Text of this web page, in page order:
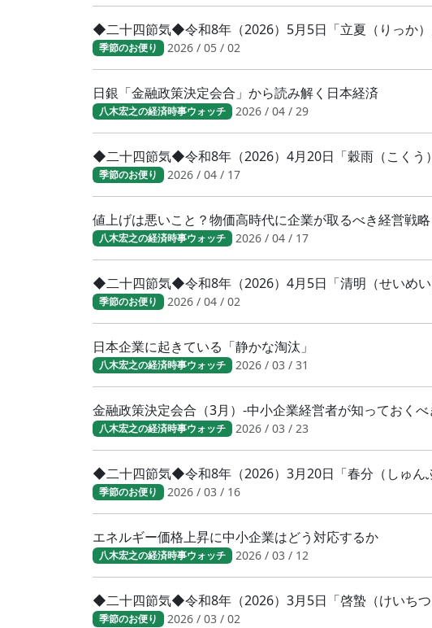
◆二十四節気◆令和8年（2026）5月5日「立夏（りっか
季節のお便り 2026 / 05 / 02
日銀「金融政策決定会合」から読み解く日本経済
八木宏之の経済時事ウォッチ 2026 / 04 / 29
◆二十四節気◆令和8年（2026）4月20日「穀雨（こく
季節のお便り 2026 / 04 / 17
値上げは悪いこと？物価高時代に企業が取るべき経営戦略
八木宏之の経済時事ウォッチ 2026 / 04 / 17
◆二十四節気◆令和8年（2026）4月5日「清明（せいめ
季節のお便り 2026 / 04 / 02
日本企業に起きている「静かな淘汰」
八木宏之の経済時事ウォッチ 2026 / 03 / 31
金融政策決定会合（3月）-中小企業経営者が知っておく
八木宏之の経済時事ウォッチ 2026 / 03 / 23
◆二十四節気◆令和8年（2026）3月20日「春分（しゅ
季節のお便り 2026 / 03 / 16
エネルギー価格上昇に中小企業はどう対応するか
八木宏之の経済時事ウォッチ 2026 / 03 / 12
◆二十四節気◆令和8年（2026）3月5日「啓蟄（けいち
季節のお便り 2026 / 03 / 02